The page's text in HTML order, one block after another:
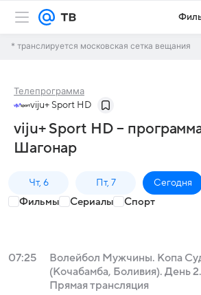
* транслируется московская сетка вещания
Телепрограмма
viju+ Sport HD
viju+ Sport HD –
Шагонар
Чт, 6 Пт, 7 Сегодня
Фильмы Сериалы Спорт
07:25
Волейбол Мужчины. Копа
(Кочабамба, Боливия). День
Прямая трансляция